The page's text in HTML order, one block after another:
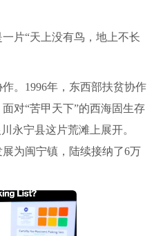
片“天上没有鸟，地上不长
。1996年，东西部扶贫协作
对“苦甲天下”的西海固生存
永宁县这片荒滩上展开。
为闽宁镇，陆续接纳了6万